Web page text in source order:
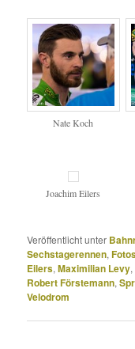
Nate Koch
Joachim Eilers
Veröffentlicht unter
Sechstagerennen,
Eilers,Maximilian Levy,
Robert Förstemann,
Velodrom